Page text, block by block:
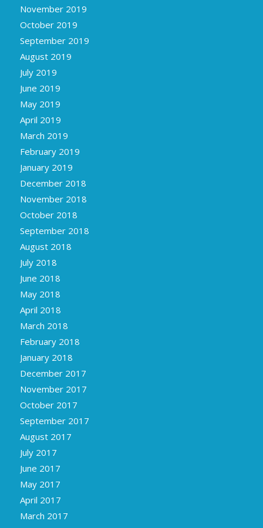
November 2019
October 2019
September 2019
August 2019
July 2019
June 2019
May 2019
April 2019
March 2019
February 2019
January 2019
December 2018
November 2018
October 2018
September 2018
August 2018
July 2018
June 2018
May 2018
April 2018
March 2018
February 2018
January 2018
December 2017
November 2017
October 2017
September 2017
August 2017
July 2017
June 2017
May 2017
April 2017
March 2017